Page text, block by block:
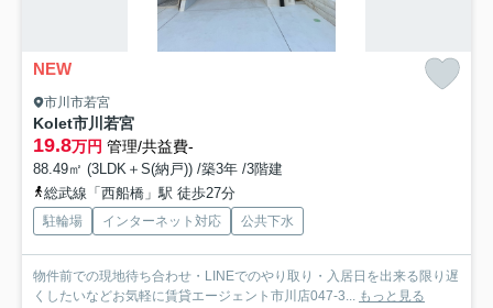
NEW
市川市若宮
Kolet市川若宮
19.8万円 管理/共益費-
88.49㎡ (3LDK＋S(納戸)) /築3年 /3階建
総武線「西船橋」駅 徒歩27分
駐輪場 インターネット対応 公共下水
物件前での現地待ち合わせ・LINEでのやり取り・入居日を出来る限り遅
くしたいなどお気軽に賃貸エージェント市川店047-3...
もっと見る